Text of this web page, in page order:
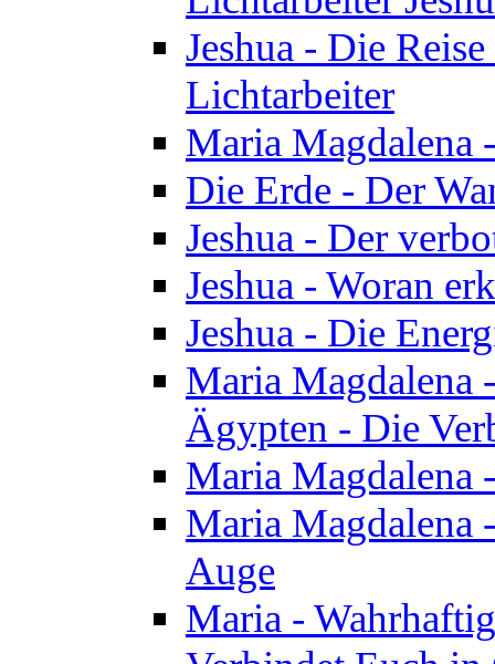
Jeshua - Die
Lichtarbeiter
Maria Magdalena
Die Erde - Der
Jeshua - Der
Jeshua - Woran
Jeshua - Die
Maria Magdalena
Ägypten - Die
Maria Magdalena
Maria Magdalena
Auge
Maria -